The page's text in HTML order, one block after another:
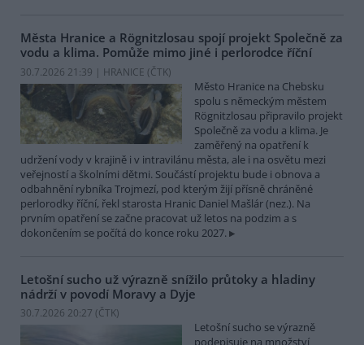
Města Hranice a Rögnitzlosau spojí projekt Společně za
vodu a klima. Pomůže mimo jiné i perlorodce říční
30.7.2026 21:39 | HRANICE (ČTK)
Město Hranice na Chebsku
spolu s německým městem
Rögnitzlosau připravilo projekt
Společně za vodu a klima. Je
zaměřený na opatření k
udržení vody v krajině i v intravilánu města, ale i na osvětu mezi
veřejností a školními dětmi. Součástí projektu bude i obnova a
odbahnění rybníka Trojmezí, pod kterým žijí přísně chráněné
perlorodky říční, řekl starosta Hranic Daniel Mašlár (nez.). Na
prvním opatření se začne pracovat už letos na podzim a s
dokončením se počítá do konce roku 2027.
Letošní sucho už výrazně snížilo průtoky a hladiny
nádrží v povodí Moravy a Dyje
30.7.2026 20:27 (ČTK)
Letošní sucho se výrazně
podepisuje na množství